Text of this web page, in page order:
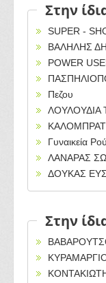
Στην
SUPER -
ΒΑΛΗΛΗΣ
POWER
Πεζου
ΛΟΥΛΟΥΔΙΑ
Γυναικεία
ΛΑΝΑΡΑΣ
ΔΟΥΚΑΣ
Στην